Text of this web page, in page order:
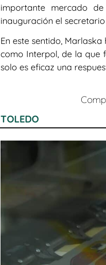
importante mercado
inauguración el
En este sentido,
como Interpol, de la que
solo es eficaz una
TOLEDO